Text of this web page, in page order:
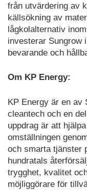
från utvärdering av
källsökning av
lågkolalternativ
investerar Sungrow
bevarande och
Om KP Energy:
KP Energy är en av
cleantech och en
uppdrag är att
omställningen
och smarta tjänster
hundratals
trygghet, kvalitet
möjliggörare för